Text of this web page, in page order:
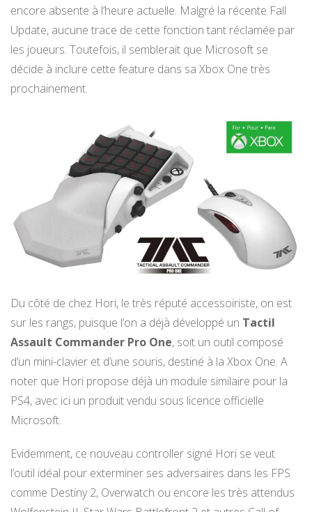
encore absente à l’heure actuelle. Malgré la récente Fall
Update, aucune trace de cette fonction tant réclamée par
les joueurs. Toutefois, il semblerait que Microsoft se
décide à inclure cette feature dans sa Xbox One très
prochainement.
Du côté de chez Hori, le très réputé accessoiriste, on est
sur les rangs, puisque l’on a déjà développé un Tactil
Assault Commander Pro One, soit un outil composé
d’un mini-clavier et d’une souris, destiné à la Xbox One. A
noter que Hori propose déjà un module similaire pour la
PS4, avec ici un produit vendu sous licence officielle
Microsoft.
Evidemment, ce nouveau controller signé Hori se veut
l’outil idéal pour exterminer ses adversaires dans les FPS
comme Destiny 2, Overwatch ou encore les très attendus